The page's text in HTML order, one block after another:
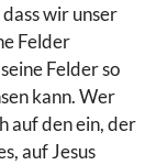
wir unser
Felder
Felder so
kann. Wer
auf den ein, der
auf Jesus